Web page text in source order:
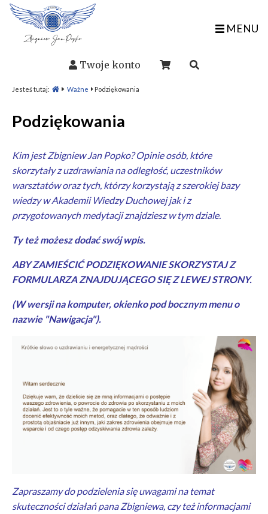
MENU
Twoje konto
Jesteś tutaj: Ważne Podziękowania
Podziękowania
Kim jest Zbigniew Jan Popko? Opinie osób, które
skorzytały zuzdrawiania na odległość, uczestników
warsztatóworaz tych, którzy korzystają z szerokiej bazy
wiedzy wAkademii Wiedzy Duchowejjak i z
przygotowanychmedytacjiznajdziesz w tym dziale.
Ty też możesz dodać swój wpis.
ABY ZAMIEŚCIĆ PODZIĘKOWANIE SKORZYSTAJ Z
FORMULARZA ZNAJDUJĄCEGO SIĘ Z LEWEJ STRONY.
(W wersji na komputer, okienko pod bocznym menu o
nazwie "Nawigacja").
Zapraszamy do podzielenia się uwagami na temat
skuteczności działań pana Zbigniewa, czy też informacjami